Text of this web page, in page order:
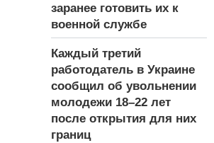
заранее готовить их к
военной службе
Каждый третий
работодатель в Украине
сообщил об увольнении
молодежи 18–22 лет
после открытия для них
границ